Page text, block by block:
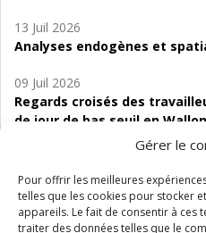
Gérer le
Pour offrir les meilleures
telles que les cookies pour stocker
appareils. Le fait de consentir à ces
traiter des données telles que le
13 Juil 2026
Analyses endogènes et
09 Juil 2026
Regards croisés des
de jour de bas seuil en
06 Juil 2026
Étude d’évaluabilité des
d’accompagnement à